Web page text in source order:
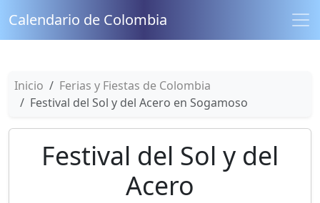
Calendario de Colombia
Inicio
Ferias y Fiestas de Colombia
Festival del Sol y del Acero en Sogamoso
Festival del Sol y del
Acero